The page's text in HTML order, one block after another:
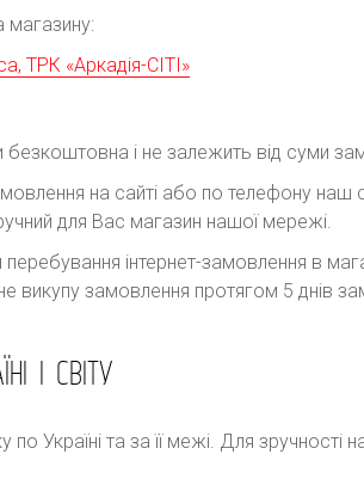
магазину:
ТРК «Аркадія-СІТІ»
і не залежить від суми
на сайті або по телефону наш
для Вас магазин нашої мережі.
інтернет-замовлення в
викупу замовлення протягом 5 днів
І СВІТУ
Україні та за її межі. Для зручності